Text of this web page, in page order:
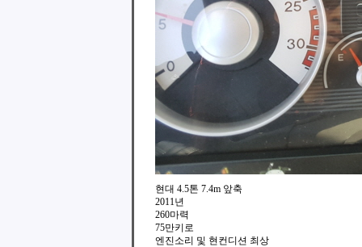
현대 4.5톤 7.4m 앞축
2011년
260마력
75만키로
엔진소리 및 현컨디션 최상